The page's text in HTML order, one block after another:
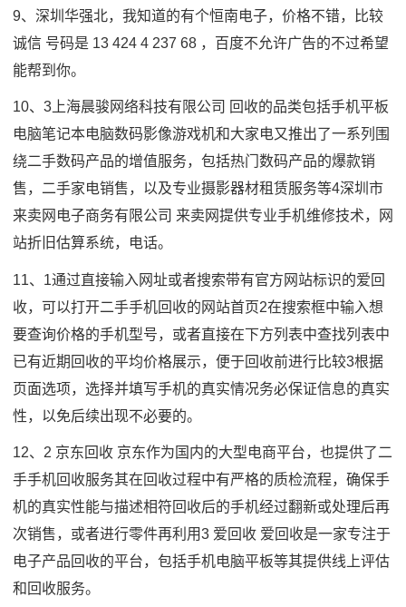
9、深圳华强北，我知道的有个恒南电子，价格不错，比较
诚信 号码是 13 424 4 237 68 ，百度不允许广告的不过希望
能帮到你。
10、3上海晨骏网络科技有限公司 回收的品类包括手机平板
电脑笔记本电脑数码影像游戏机和大家电又推出了一系列围
绕二手数码产品的增值服务，包括热门数码产品的爆款销
售，二手家电销售，以及专业摄影器材租赁服务等4深圳市
来卖网电子商务有限公司 来卖网提供专业手机维修技术，网
站折旧估算系统，电话。
11、1通过直接输入网址或者搜索带有官方网站标识的爱回
收，可以打开二手手机回收的网站首页2在搜索框中输入想
要查询价格的手机型号，或者直接在下方列表中查找列表中
已有近期回收的平均价格展示，便于回收前进行比较3根据
页面选项，选择并填写手机的真实情况务必保证信息的真实
性，以免后续出现不必要的。
12、2 京东回收 京东作为国内的大型电商平台，也提供了二
手手机回收服务其在回收过程中有严格的质检流程，确保手
机的真实性能与描述相符回收后的手机经过翻新或处理后再
次销售，或者进行零件再利用3 爱回收 爱回收是一家专注于
电子产品回收的平台，包括手机电脑平板等其提供线上评估
和回收服务。